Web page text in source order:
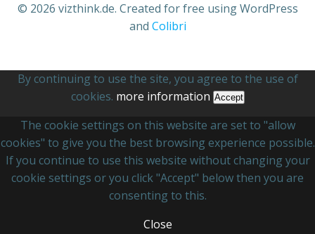
© 2026 vizthink.de. Created for free using WordPress
and Colibri
By continuing to use the site, you agree to the use of
cookies. more information Accept
The cookie settings on this website are set to "allow
cookies" to give you the best browsing experience possible.
If you continue to use this website without changing your
cookie settings or you click "Accept" below then you are
consenting to this.
Close